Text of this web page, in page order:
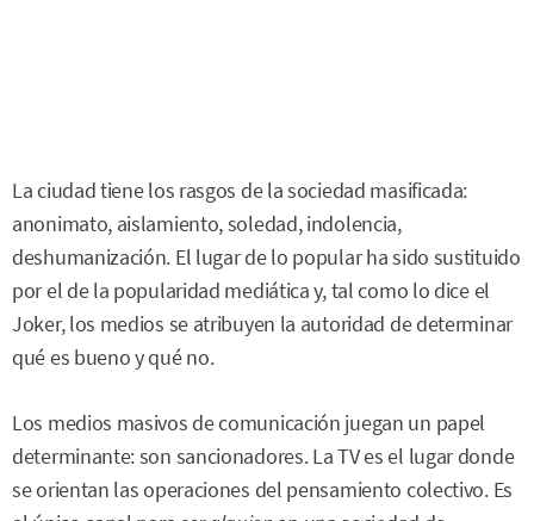
La ciudad tiene los rasgos de la sociedad masificada:
anonimato, aislamiento, soledad, indolencia,
deshumanización. El lugar de lo popular ha sido sustituido
por el de la popularidad mediática y, tal como lo dice el
Joker, los medios se atribuyen la autoridad de determinar
qué es bueno y qué no.
Los medios masivos de comunicación juegan un papel
determinante: son sancionadores. La TV es el lugar donde
se orientan las operaciones del pensamiento colectivo. Es